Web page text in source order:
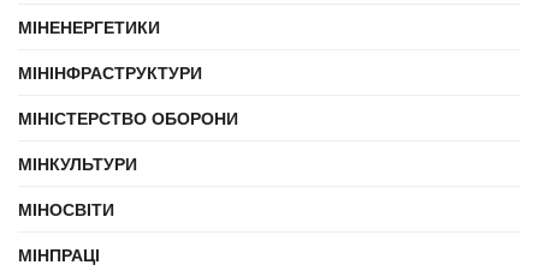
МІНЕНЕРГЕТИКИ
МІНІНФРАСТРУКТУРИ
МІНІСТЕРСТВО ОБОРОНИ
МІНКУЛЬТУРИ
МІНОСВІТИ
МІНПРАЦІ